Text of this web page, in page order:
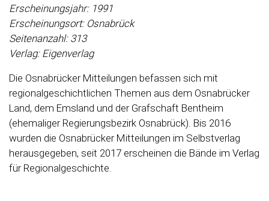
Erscheinungsjahr: 1991
Erscheinungsort: Osnabrück
Seitenanzahl: 313
Verlag: Eigenverlag
Die Osnabrücker Mitteilungen befassen sich mit
regionalgeschichtlichen Themen aus dem Osnabrücker
Land, dem Emsland und der Grafschaft Bentheim
(ehemaliger Regierungsbezirk Osnabrück). Bis 2016
wurden die Osnabrücker Mitteilungen im Selbstverlag
herausgegeben, seit 2017 erscheinen die Bände im Verlag
für Regionalgeschichte.